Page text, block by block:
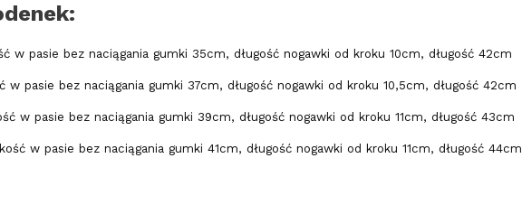
w pasie bez naciągania gumki 35cm, długość nogawki od kroku 10cm, długość 42cm
w pasie bez naciągania gumki 37cm, długość nogawki od kroku 10,5cm, długość 42cm
w pasie bez naciągania gumki 39cm, długość nogawki od kroku 11cm, długość 43cm
w pasie bez naciągania gumki 41cm, długość nogawki od kroku 11cm, długość 44cm